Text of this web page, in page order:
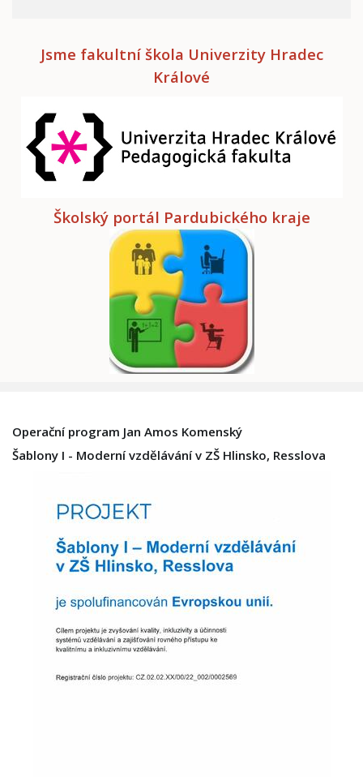
Jsme fakultní škola Univerzity Hradec
Králové
Školský portál Pardubického kraje
Operační program Jan Amos Komenský
Šablony I - Moderní vzdělávání v ZŠ Hlinsko, Resslova